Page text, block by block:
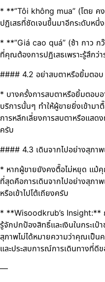
* **”Tôi không mua” (โตย ค
ปฏิเสธที่ชัดเจนขึ้นมาอีกระดับหนึ่
* **”Giá cao quá” (ซ้า กาว ก
ที่คุณต้องการปฏิเสธเพราะรู้สึกว่า
#### 4.2 อย่าสบตาหรือยิ้มตอบ
* บางครั้งการสบตาหรือยิ้มตอบ
บริการนั้นๆ ทำให้ผู้ขายยิ่งเข้าม
การหลีกเลี่ยงการสบตาหรือแสด
ครับ
#### 4.3 เดินจากไปอย่างสุภา
* หากผู้ขายยังคงตื๊อไม่หยุด แม้
ที่สุดคือการเดินจากไปอย่างสุภา
หรือเข้าไปโต้เถียงครับ
* **Wisoodkrub’s Insight:**
รู้จักปกป้องสิทธิ์และเงินในกระเป๋
สุภาพไม่ได้หมายความว่าคุณเป็น
และประสบการณ์การเดินทางที่ดี
—